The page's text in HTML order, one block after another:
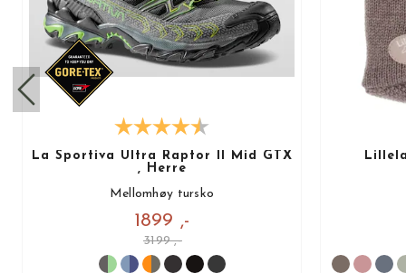
La Sportiva Ultra Raptor II Mid GTX
, Herre
Mellomhøy tursko
1899 ,-
3199 ,-